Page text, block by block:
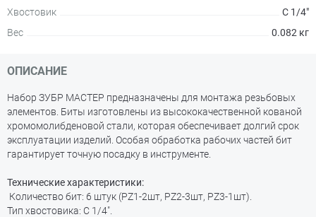
Хвостовик
С 1/4"
Вес
0.082 кг
ОПИСАНИЕ
Набор ЗУБР МАСТЕР предназначены для монтажа резьбовых
элементов. Биты изготовлены из высококачественной кованой
хромомолибденовой стали, которая обеспечивает долгий срок
эксплуатации изделий. Особая обработка рабочих частей бит
гарантирует точную посадку в инструменте.
Технические характеристики:
Количество бит: 6 штук (PZ1-2шт, PZ2-3шт, PZ3-1шт).
Тип хвостовика: С 1/4".